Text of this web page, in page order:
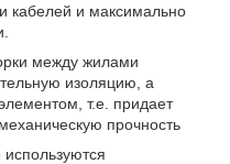
кабелей и максимально
между жилами
изоляцию, а
т.е. придает
прочность